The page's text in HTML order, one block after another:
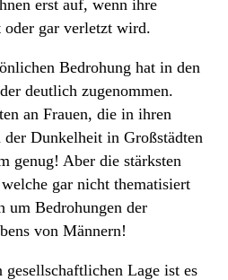
erst auf, wenn ihre
oder gar verletzt wird.
Bedrohung hat in den
deutlich zugenommen.
an Frauen, die in ihren
der Dunkelheit in Großstädten
genug! Aber die stärksten
gar nicht thematisiert
um Bedrohungen der
von Männern!
gesellschaftlichen Lage ist es